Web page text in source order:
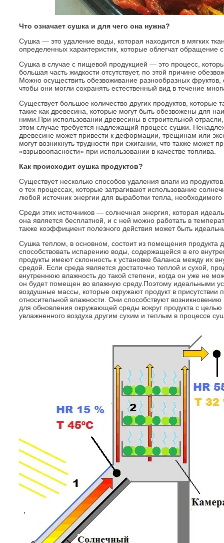
Что означает сушка и для чего она нужна?
Сушка — это удаление воды, которая находится в мягких
определенных характеристик, которые облегчат обращение
Сушка в случае с пищевой продукцией — это процесс,
большая часть жидкости отсутствует, по этой причине
Можно осуществить обезвоживание разнообразных
чтобы они могли сохранять естественный вид в течение
Существует большое количество других продуктов, которые
такие как древесина, которые могут быть обезвожены для
ними.При использовании древесины в строительной
этом случае требуется надлежащий процесс сушки.
древесине может привести к деформации, трещинам или
могут возникнуть трудности при сжигании, что также может
«взрывоопасности» при использовании в качестве топлива.
Как происходит сушка продуктов?
Существует несколько способов удаления влаги из
о тех процессах, которые затрагивают использование
любой источник энергии для выработки тепла,
Среди этих источников — солнечная энергия, которая
она является бесплатной, и с ней можно работать в
также коэффициент полезного действия может быть
Сушка теплом, в основном, состоит из помещения продукта
способствовать испарению воды, содержащейся в его
продукты имеют склонность к установке баланса между их
средой. Если среда является достаточно теплой и сухой,
внутреннюю влажность до такой степени, когда он уже не
он будет помещен во влажную среду.Поэтому идеальными
воздушные массы, которые окружают продукт в
относительной влажности. Они способствуют возникновению
для обновления окружающей среды вокруг продукта с
увлажненного воздуха другим сухим и теплым в процессе